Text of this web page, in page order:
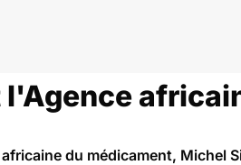
africaine du médicament,